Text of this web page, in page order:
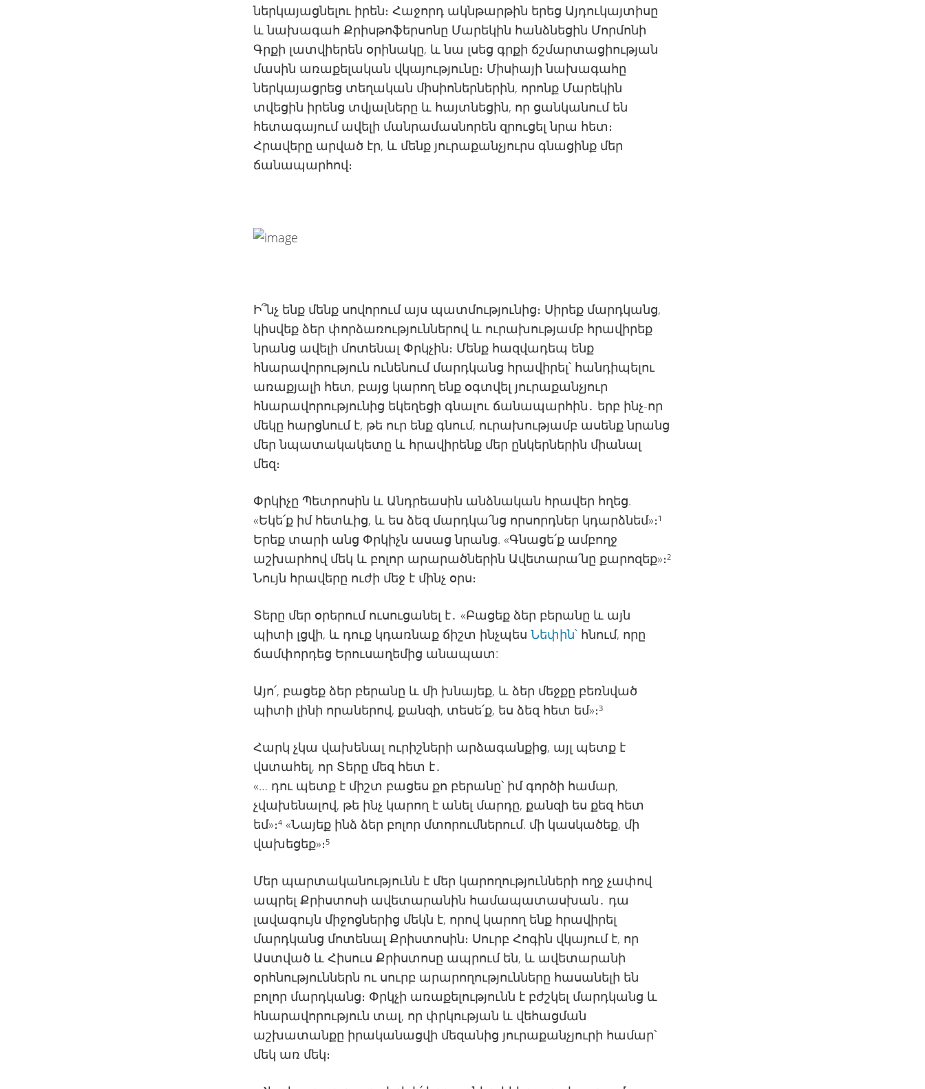
ներկայացնելու իրեն։ Հաջորդ ակնթարթին երեց Այդուկայտիսը
և նախագահ Քրիսթոֆերսոնը Մարեկին հանձնեցին Մորմոնի
Գրքի լատվիերեն օրինակը, և նա լսեց գրքի ճշմարտացիության
մասին առաքելական վկայությունը։ Միսիայի նախագահը
ներկայացրեց տեղական միսիոներներին, որոնք Մարեկին
տվեցին իրենց տվյալները և հայտնեցին, որ ցանկանում են
հետագայում ավելի մանրամասնորեն զրուցել նրա հետ։
Հրավերը արված էր, և մենք յուրաքանչյուրս գնացինք մեր
ճանապարհով։
Ի՞նչ ենք մենք սովորում այս պատմությունից։ Սիրեք մարդկանց,
կիսվեք ձեր փորձառություններով և ուրախությամբ հրավիրեք
նրանց ավելի մոտենալ Փրկչին։ Մենք հազվադեպ ենք
հնարավորություն ունենում մարդկանց հրավիրել՝ հանդիպելու
առաքյալի հետ, բայց կարող ենք օգտվել յուրաքանչյուր
հնարավորությունից եկեղեցի գնալու ճանապարհին․ երբ ինչ-որ
մեկը հարցնում է, թե ուր ենք գնում, ուրախությամբ ասենք նրանց
մեր նպատակակետը և հրավիրենք մեր ընկերներին միանալ
մեզ։
Փրկիչը Պետրոսին և Անդրեասին անձնական հրավեր հղեց.
«Եկե՛ք իմ հետևից, և ես ձեզ մարդկա՛նց որսորդներ կդարձնեմ»։¹
Երեք տարի անց Փրկիչն ասաց նրանց. «Գնացե՛ք ամբողջ
աշխարհով մեկ և բոլոր արարածներին Ավետարա՛նը քարոզեք»։²
Նույն հրավերը ուժի մեջ է մինչ օրս։
Տերը մեր օրերում ուսուցանել է․ «Բացեք ձեր բերանը և այն
պիտի լցվի, և դուք կդառնաք ճիշտ ինչպեսՆեփին՝ հնում, որը
ճամփորդեց Երուսաղեմից անապատ:
Այո՛, բացեք ձեր բերանը և մի խնայեք, և ձեր մեջքը բեռնված
պիտի լինի որաներով, քանզի, տեսե՛ք, ես ձեզ հետ եմ»։³
Հարկ չկա վախենալ ուրիշների արձագանքից, այլ պետք է
վստահել, որ Տերը մեզ հետ է․
«… դու պետք է միշտ բացես քո բերանը՝ իմ գործի համար,
չվախենալով, թե ինչ կարող է անել մարդը, քանզի ես քեզ հետ
եմ»։⁴ «Նայեք ինձ ձեր բոլոր մտորումներում. մի կասկածեք, մի
վախեցեք»։⁵
Մեր պարտականությունն է մեր կարողությունների ողջ չափով
ապրել Քրիստոսի ավետարանին համապատասխան․ դա
լավագույն միջոցներից մեկն է, որով կարող ենք հրավիրել
մարդկանց մոտենալ Քրիստոսին։ Սուրբ Հոգին վկայում է, որ
Աստված և Հիսուս Քրիստոսը ապրում են, և ավետարանի
օրհնություններն ու սուրբ արարողությունները հասանելի են
բոլոր մարդկանց։ Փրկչի առաքելությունն է բժշկել մարդկանց և
հնարավորություն տալ, որ փրկության և վեհացման
աշխատանքը իրականացվի մեզանից յուրաքանչյուրի համար՝
մեկ առ մեկ։